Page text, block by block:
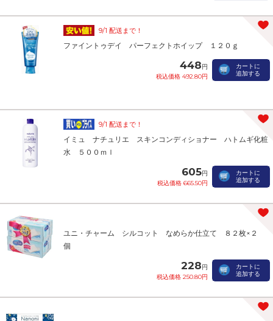
9/1 配送まで！
ファイントゥデイ パーフェクトホイップ １２０ｇ
448円
税込価格 492.80円
カートに
追加する
9/1 配送まで！
イミュ ナチュリエ スキンコンディショナー ハトムギ化粧
水 ５００ｍｌ
605円
税込価格 665.50円
カートに
追加する
ユニ・チャーム シルコット なめらか仕立て ８２枚×２
個
228円
税込価格 250.80円
カートに
追加する